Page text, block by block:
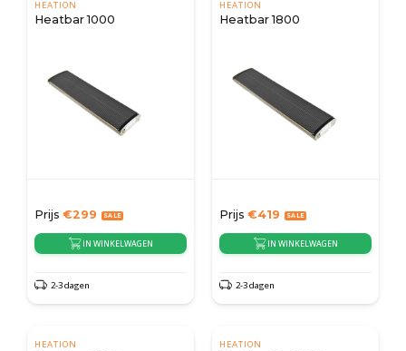
HEATION
Heatbar 1000
Prijs €299
IN WINKELWAGEN
2-3 dagen
HEATION
Heatbar 1800
Prijs €419
IN WINKELWAGEN
2-3 dagen
HEATION HEATION